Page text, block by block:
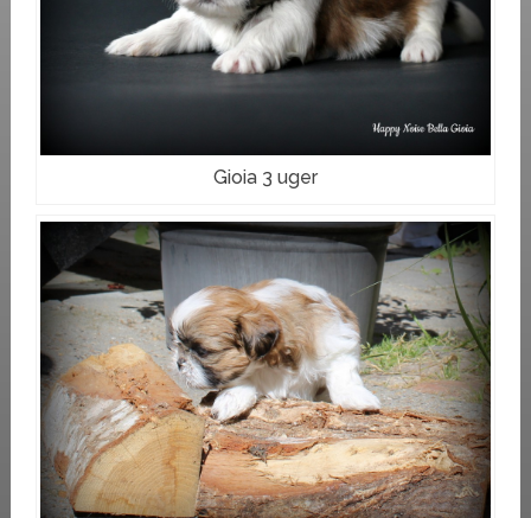
Gioia 3 uger